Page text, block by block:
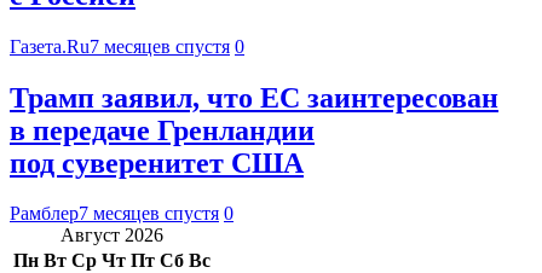
Газета.Ru7 месяцев спустя 0
Трамп заявил, что ЕС заинтересован
в передаче Гренландии
под суверенитет США
Рамблер7 месяцев спустя 0
Август 2026
Пн Вт Ср Чт Пт Сб Вс